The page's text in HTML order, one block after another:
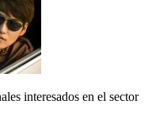
interesados en el sector